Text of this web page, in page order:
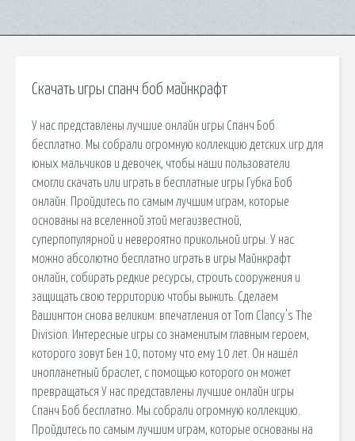
Скачать игры спанч боб майнкрафт
У нас представлены лучшие онлайн игры Спанч Боб
бесплатно. Мы собрали огромную коллекцию детских игр для
юных мальчиков и девочек, чтобы наши пользователи
смогли скачать или играть в бесплатные игры Губка Боб
онлайн. Пройдитесь по самым лучшим играм, которые
основаны на вселенной этой мегаизвестной,
суперпопулярной и невероятно прикольной игры. У нас
можно абсолютно бесплатно играть в игры Майнкрафт
онлайн, собирать редкие ресурсы, строить сооружения и
защищать свою территорию чтобы выжить. Сделаем
Вашингтон снова великим: впечатления от Tom Clancy's The
Division. Интересные игры со знаменитым главным героем,
которого зовут Бен 10, потому что ему 10 лет. Он нашёл
инопланетный браслет, с помощью которого он может
превращаться У нас представлены лучшие онлайн игры
Спанч Боб бесплатно. Мы собрали огромную коллекцию.
Пройдитесь по самым лучшим играм, которые основаны на